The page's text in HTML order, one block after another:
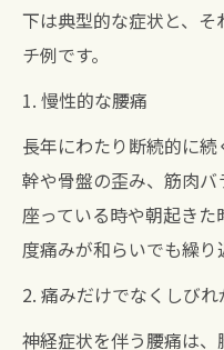
下は典型的な症状と、
チ例です。
1. 慢性的な腰痛
長年にわたり断続的に
幹や骨盤の歪み、筋肉バ
座っている時や朝起き
度痛みが和らいでも繰り
2. 痛みだけでなくしび
神経症状を伴う腰痛は